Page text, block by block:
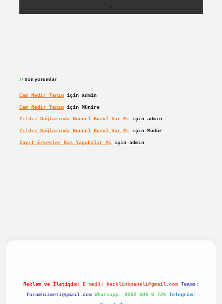
Son yorumlar
Cam Nedir Tanımiçin admin
Cam Nedir Tanımiçin Münire
Yıldız Dağlarında Güncel Buzul Var Mıiçin admin
Yıldız Dağlarında Güncel Buzul Var Mıiçin Müdür
Zayıf Erkekler Kas Yapabilir Miiçin admin
Reklam ve İletişim: E-mail: backlinkpaneli@gmail.com Teams:
forumhizmeti@gmail.com Whatsapp: 0262 606 0 726 Telegram: